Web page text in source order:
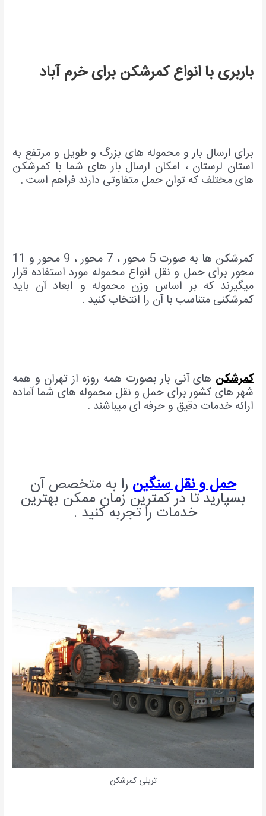
باربری با انواع کمرشکن برای خرم آباد
برای ارسال بار و محموله های بزرگ و طویل و مرتفع به
استان لرستان ، امکان ارسال بار های شما با کمرشکن
های مختلف که توان حمل متفاوتی دارند فراهم است .
کمرشکن ها به صورت 5 محور ، 7 محور ، 9 محور و 11
محور برای حمل و نقل انواع محموله مورد استفاده قرار
میگیرند که بر اساس وزن محموله و ابعاد آن باید
کمرشکنی متناسب با آن را انتخاب کنید .
کمرشکن های آنی بار بصورت همه روزه از تهران و همه
شهر های کشور برای حمل و نقل محموله های شما آماده
ارائه خدمات دقیق و حرفه ای میباشند .
حمل و نقل سنگین را به متخصص آن
بسپارید تا در کمترین زمان ممکن بهترین
خدمات را تجربه کنید .
تریلی کمرشکن